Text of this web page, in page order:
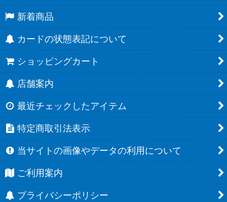
新着商品
カードの状態表記について
ショッピングカート
店舗案内
最近チェックしたアイテム
特定商取引法表示
当サイトの画像やデータの利用について
ご利用案内
プライバシーポリシー